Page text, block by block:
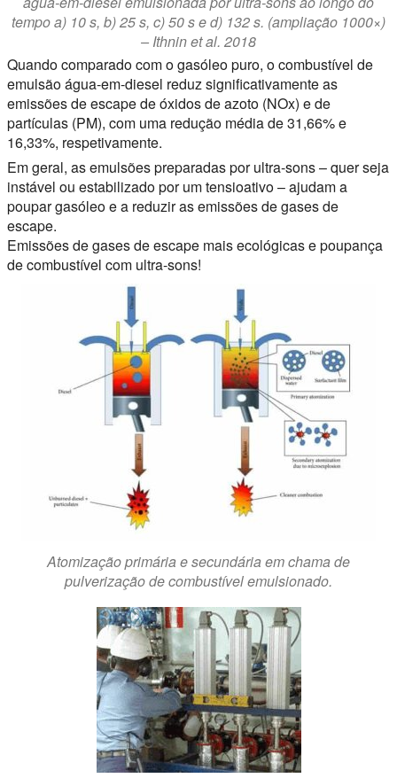
tempo a) 10 s, b) 25 s, c) 50 s e d) 132 s. (ampliação 1000×)
– Ithnin et al. 2018
Quando comparado com o gasóleo puro, o combustível de
emulsão água-em-diesel reduz significativamente as
emissões de escape de óxidos de azoto (NOx) e de
partículas (PM), com uma redução média de 31,66% e
16,33%, respetivamente.
Em geral, as emulsões preparadas por ultra-sons – quer seja
instável ou estabilizado por um tensioativo – ajudam a
poupar gasóleo e a reduzir as emissões de gases de
escape.
Emissões de gases de escape mais ecológicas e poupança
de combustível com ultra-sons!
Atomização primária e secundária em chama de
pulverização de combustível emulsionado.